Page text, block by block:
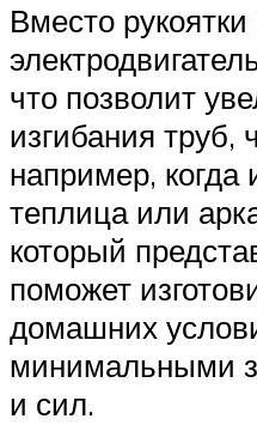
Вместо
что позволит
изгибания труб,
например, когда
теплица или
который
поможет
домашних
минимальными
и сил.